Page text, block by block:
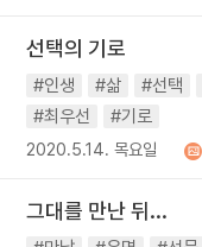
선택의 기로
#인생 #삶 #선택
#최우선
#기로
2020.5.14. 목요일
그대를 만난 뒤...